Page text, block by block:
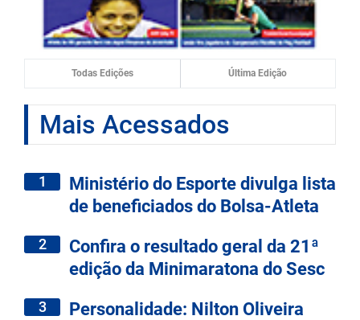
Todas Edições Última Edição
Mais Acessados
1
Ministério do Esporte divulga lista
de beneficiados do Bolsa-Atleta
2
Confira o resultado geral da 21ª
edição da Minimaratona do Sesc
3
Personalidade: Nilton Oliveira